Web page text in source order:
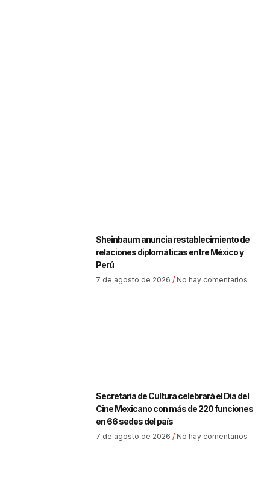
Sheinbaum anuncia restablecimiento de
relaciones diplomáticas entre México y
Perú
7 de agosto de 2026 No hay comentarios
Secretaría de Cultura celebrará el Día del
Cine Mexicano con más de 220 funciones
en 66 sedes del país
7 de agosto de 2026 No hay comentarios